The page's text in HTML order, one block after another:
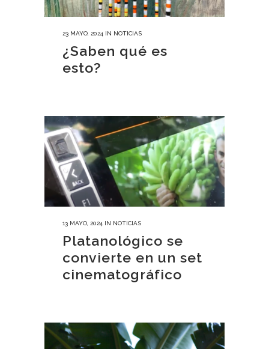
23 MAYO, 2024 IN NOTICIAS
¿Saben qué es
esto?
13 MAYO, 2024 IN NOTICIAS
Platanológico se
convierte en un set
cinematográfico